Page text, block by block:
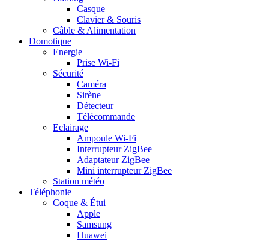
Casque
Clavier & Souris
Câble & Alimentation
Domotique
Energie
Prise Wi-Fi
Sécurité
Caméra
Sirène
Détecteur
Télécommande
Eclairage
Ampoule Wi-Fi
Interrupteur ZigBee
Adaptateur ZigBee
Mini interrupteur ZigBee
Station météo
Téléphonie
Coque & Étui
Apple
Samsung
Huawei